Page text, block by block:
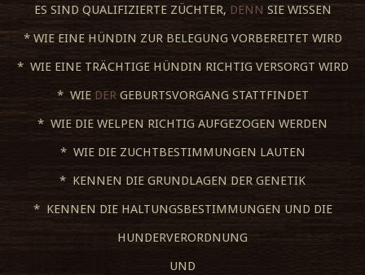
ES SIND QUALIFIZIERTE ZÜCHTER, DENN SIE WISSEN
* WIE EINE HÜNDIN ZUR BELEGUNG VORBEREITET WIRD
* WIE EINE TRÄCHTIGE HÜNDIN RICHTIG VERSORGT WIRD
* WIE DERGEBURTSVORGANG STATTFINDET
* WIE DIE WELPEN RICHTIG AUFGEZOGEN WERDEN
* WIE DIE ZUCHTBESTIMMUNGEN LAUTEN
* KENNEN DIE GRUNDLAGEN DER GENETIK
* KENNEN DIE HALTUNGSBESTIMMUNGEN UND DIE
HUNDERVERORDNUNG
UND